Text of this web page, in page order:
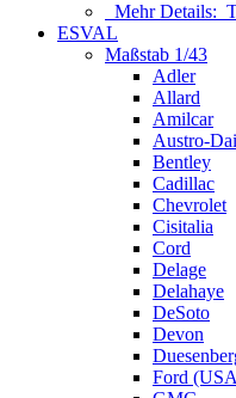
Mehr Details:
ESVAL
Maßstab 1/43
Adler
Allard
Amilcar
Austro-
Bentley
Cadillac
Chevrolet
Cisitalia
Cord
Delage
Delahaye
DeSoto
Devon
Ford